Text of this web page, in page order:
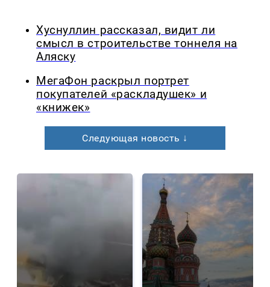
Хуснуллин рассказал, видит ли
смысл в строительстве тоннеля на
Аляску
МегаФон раскрыл портрет
покупателей «раскладушек» и
«книжек»
Следующая новость ↓